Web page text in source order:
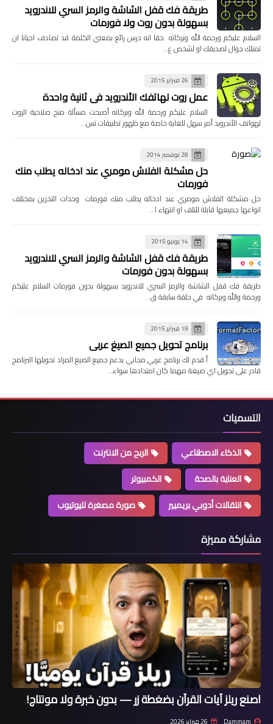
طريقة فك قفل الشاشة والرمز السري للاندرويد
بسهولة بدون روت ولا فورمات
السلام عليكم ورحمة الله وبركاته حقا انه درس رائع بمعني الكلمة قد تصادف احيانا ان
تمتلك جوال لصديقك او لشخص ع…
26 فبراير 2015
عمل روت لهاتفك الأندرويد في ثانية واحدة
السلام عليكم ورحمة الله وبركاته أصبحت مسألة منح صلاحية الروت
لهواتف الأندرويد أمر سهل للغاية خاصة مع ظهور تطبيقات تس…
28 نوفمبر 2014
حل مشكلة الفلاش مومري عند ادخاله يطلب منك
فورمات
حل مشكلة الفلاش مومري عند ادخاله يطلب منك فورمات وحدات التخزين بمختلف
انواعها جميعها قابلة للتلف او انتهاء ا…
14 يونيو 2015
طريقة فك قفل الشاشة والرمز السري للاندرويد
بسهولة بدون فورمات
طريقة فك قفل الشاشة والرمز السري للاندرويد بسهولة بدون فورمات السلام عليكم
ورحمة والله وبركاته في حلقة سابقة ق…
19 فبراير 2015
برنامج تحويل جميع الصيغ عربي
أ قدم لك برنامج عربي مجاني يدعم جميع الصيغ المراد تحويلها البرنامج
قادر على تحويل اي صيغة مهما كان امتدادها سواء…
التسميات
الذكاء الاصطناعي
الربح من الانترنت
العناية بالصحة
الكمبيوتر
انتقالات أدوبي بريميير
صورة مصغرة لليوتيوب
مشاركة مميزة
اصنع ريلز آيات القرآن بضغطة زر — بدون خبرة ولا مونتاج!